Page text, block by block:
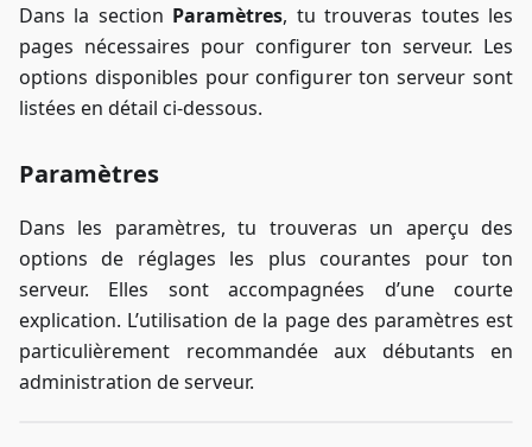
Dans la section Paramètres, tu trouveras toutes les
pages nécessaires pour configurer ton serveur. Les
options disponibles pour configurer ton serveur sont
listées en détail ci-dessous.
Paramètres
Dans les paramètres, tu trouveras un aperçu des
options de réglages les plus courantes pour ton
serveur. Elles sont accompagnées d’une courte
explication. L’utilisation de la page des paramètres est
particulièrement recommandée aux débutants en
administration de serveur.